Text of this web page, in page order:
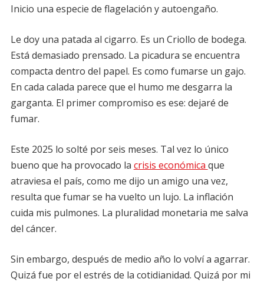
Inicio una especie de flagelación y autoengaño.
Le doy una patada al cigarro. Es un Criollo de bodega.
Está demasiado prensado. La picadura se encuentra
compacta dentro del papel. Es como fumarse un gajo.
En cada calada parece que el humo me desgarra la
garganta. El primer compromiso es ese: dejaré de
fumar.
Este 2025 lo solté por seis meses. Tal vez lo único
bueno que ha provocado la crisis económica que
atraviesa el país, como me dijo un amigo una vez,
resulta que fumar se ha vuelto un lujo. La inflación
cuida mis pulmones. La pluralidad monetaria me salva
del cáncer.
Sin embargo, después de medio año lo volví a agarrar.
Quizá fue por el estrés de la cotidianidad. Quizá por mi